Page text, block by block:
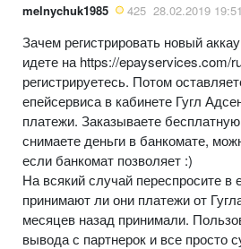
melnychuk1985 425 28.02.2019 19:51
Зачем регистрировать новый
идете на https://epayservices.com/
регистрируетесь. Потом
епейсервиса в кабинете Гугл
платежи. Заказываете
снимаете деньги в банкомате,
если банкомат позволяет :)
На всякий случай переспросите в
принимают ли они платежи от
месяцев назад принимали.
вывода с партнерок и все просто